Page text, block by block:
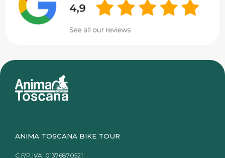
ANIMA TOSCANA BIKE TOUR
C.F/P.IVA: 01376870521